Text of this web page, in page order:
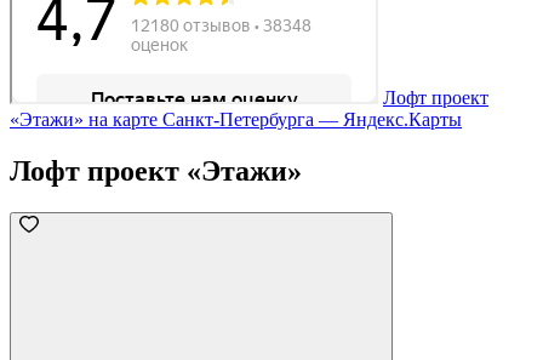
Лофт проект
«Этажи» на карте Санкт‑Петербурга — Яндекс.Карты
Лофт проект «Этажи»